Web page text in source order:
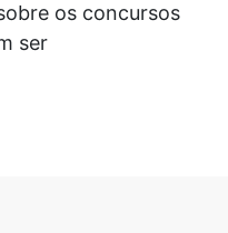
os concursos
ser